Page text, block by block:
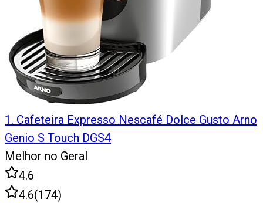
1 . Cafeteira Expresso Nescafé Dolce Gusto Arno
Genio S Touch DGS4
Melhor no Geral
4.6
4.6(174)